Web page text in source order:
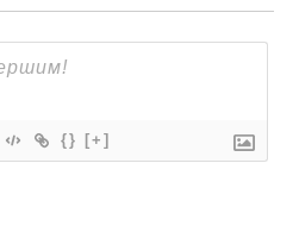
{} [+]